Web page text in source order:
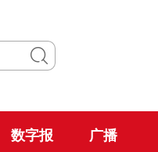
数字报 广播